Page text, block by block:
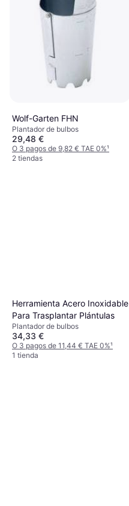
3 tiendas
Wolf-Garten FHN
Plantador de bulbos
29,48 €
O 3 pagos de 9,82 € TAE 0%¹
2 tiendas
Herramienta Acero Inoxidable
Para Trasplantar Plántulas
Plantador de bulbos
34,33 €
O 3 pagos de 11,44 € TAE 0%¹
1 tienda